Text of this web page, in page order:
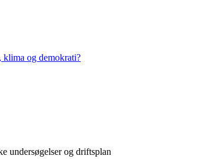
og demokrati?
undersøgelser og driftsplan